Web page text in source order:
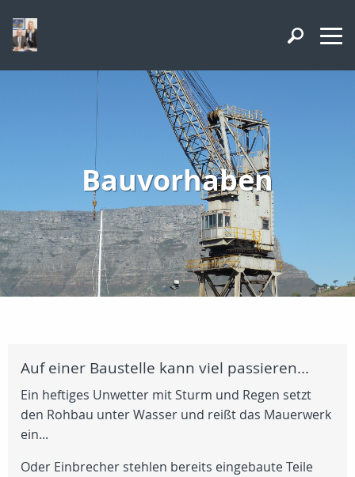
Bauvorhaben
Auf einer Baustelle kann viel passieren...
Ein heftiges Unwetter mit Sturm und Regen setzt
den Rohbau unter Wasser und reißt das Mauerwerk
ein...
Oder Einbrecher stehlen bereits eingebaute Teile